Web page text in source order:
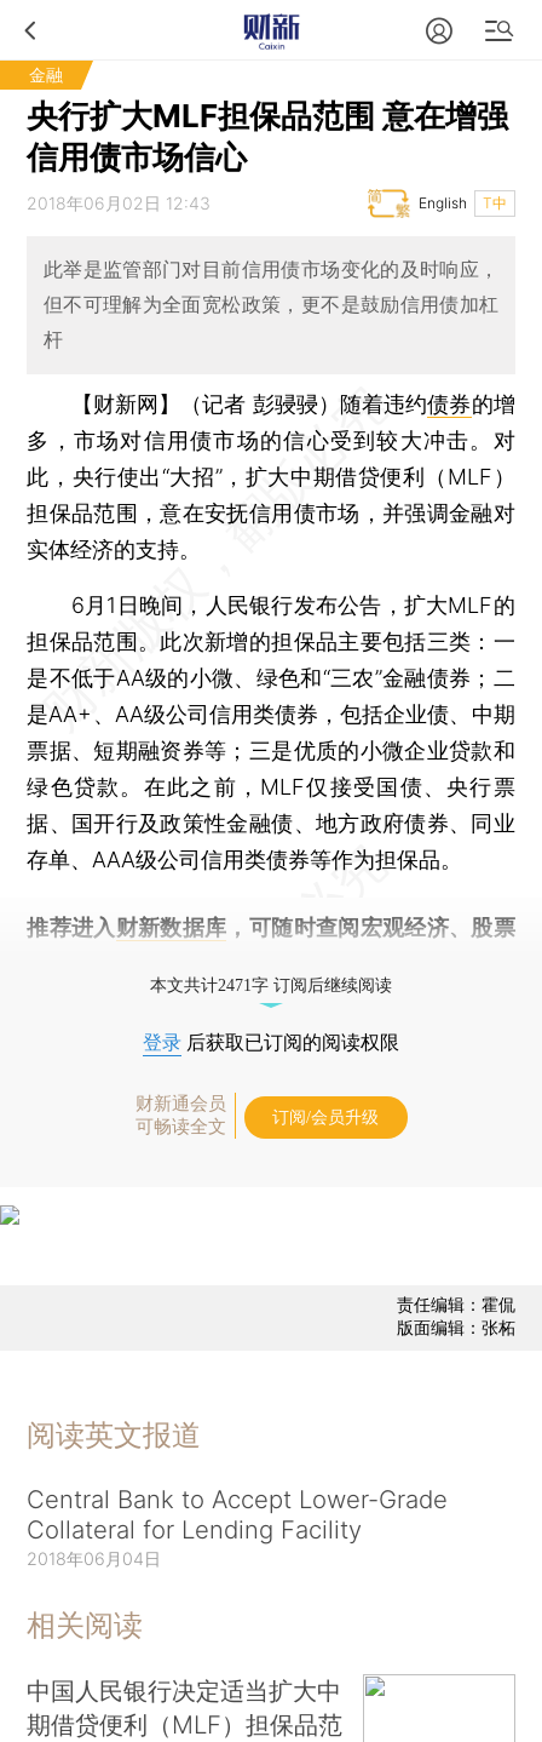
金融
央行扩大MLF担保品范围 意在增强
信用债市场信心
2018年06月02日 12:43 T中
English
此举是监管部门对目前信用债市场变化的及时响应，
但不可理解为全面宽松政策，更不是鼓励信用债加杠
杆
【财新网】（记者 彭骎骎） 随着违约债券的增
多，市场对信用债市场的信心受到较大冲击。对
此，央行使出“大招”，扩大中期借贷便利（MLF）
担保品范围，意在安抚信用债市场，并强调金融对
实体经济的支持。
6月1日晚间，人民银行发布公告，扩大MLF的
担保品范围。此次新增的担保品主要包括三类：一
是不低于AA级的小微、绿色和“三农”金融债券；二
是AA+、AA级公司信用类债券，包括企业债、中期
票据、短期融资券等；三是优质的小微企业贷款和
绿色贷款。在此之前，MLF仅接受国债、央行票
据、国开行及政策性金融债、地方政府债券、同业
存单、AAA级公司信用类债券等作为担保品。
推荐进入 财新数据库 ，可随时查阅宏观经济、股票
本文共计2471字 订阅后继续阅读
登录 后获取已订阅的阅读权限
财新通会员
可畅读全文
订阅/会员升级
责任编辑：霍侃
版面编辑：张柘
阅读英文报道
Central Bank to Accept Lower-Grade
Collateral for Lending Facility
2018年06月04日
相关阅读
中国人民银行决定适当扩大中
期借贷便利（MLF）担保品范